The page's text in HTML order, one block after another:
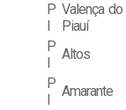
P
I
Valença do
Piauí
P
I
Altos
P
I
Amarante